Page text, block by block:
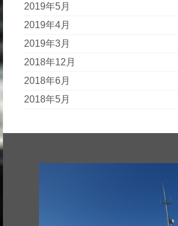
2019年5月
2019年4月
2019年3月
2018年12月
2018年6月
2018年5月